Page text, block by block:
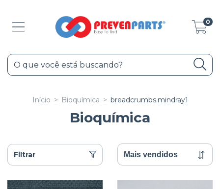
0
Início > Bioquímica > breadcrumbs.mindray1
Bioquímica
Filtrar